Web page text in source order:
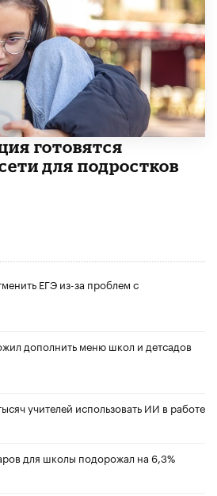
готовятся
для подростков
ЕГЭ из-за проблем с
дополнить меню школ и детсадов
учителей использовать ИИ в работе
для школы подорожал на 6,3%